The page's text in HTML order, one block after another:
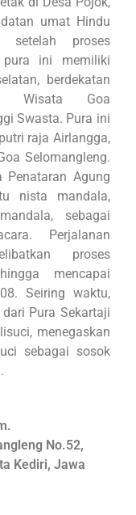
umat Hindu
setelah proses
pura ini memiliki
berdekatan
Wisata Goa
Swasta. Pura ini
raja Airlangga,
Selomangleng.
Penataran Agung
nista mandala,
sebagai
Perjalanan
proses
mencapai
Seiring waktu,
Pura Sekartaji
menegaskan
sebagai sosok
No.52,
Kediri, Jawa